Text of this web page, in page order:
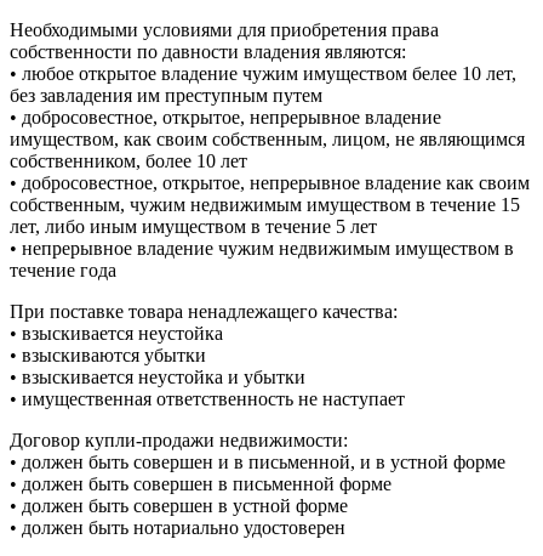
Необходимыми условиями для приобретения права
собственности по давности владения являются:
• любое открытое владение чужим имуществом белее 10 лет,
без завладения им преступным путем
• добросовестное, открытое, непрерывное владение
имуществом, как своим собственным, лицом, не являющимся
собственником, более 10 лет
• добросовестное, открытое, непрерывное владение как своим
собственным, чужим недвижимым имуществом в течение 15
лет, либо иным имуществом в течение 5 лет
• непрерывное владение чужим недвижимым имуществом в
течение года
При поставке товара ненадлежащего качества:
• взыскивается неустойка
• взыскиваются убытки
• взыскивается неустойка и убытки
• имущественная ответственность не наступает
Договор купли-продажи недвижимости:
• должен быть совершен и в письменной, и в устной форме
• должен быть совершен в письменной форме
• должен быть совершен в устной форме
• должен быть нотариально удостоверен